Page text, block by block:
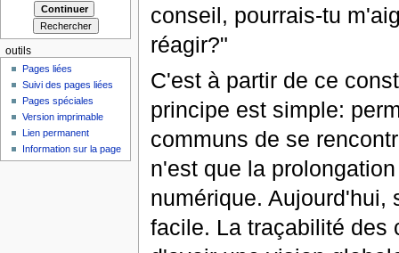
conseil, pourrais-tu
réagir?"
C'est à partir de ce
principe est simple:
communs de se
n'est que la
numérique. Aujourd'hui,
facile. La traçabilité des
outils
Pages liées
Suivi des pages liées
Pages spéciales
Version imprimable
Lien permanent
Information sur la page